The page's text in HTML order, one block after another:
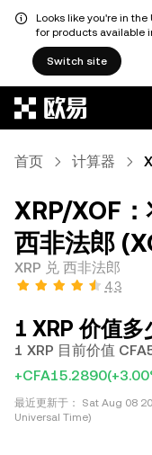
Looks like you're in
for products available
Switch site
首页 计算器
XRP/XOF
西非法郎
XRP 兑 西非法郎
4.3
1 XRP 价值多
1 XRP 目前价值
+CFA15.2890
最近更新于：
Sat Aug 08
Universal Time)